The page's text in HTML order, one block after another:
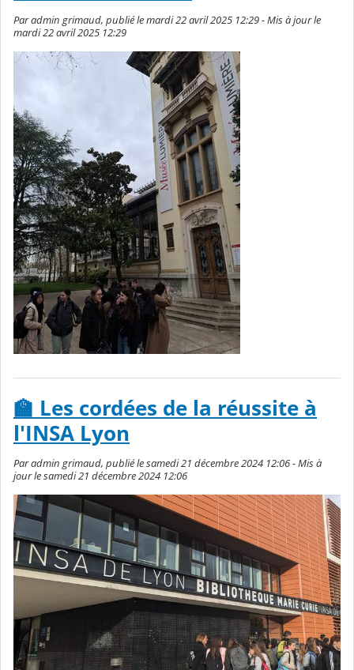
Par admin grimaud, publié le mardi 22 avril 2025 12:29 - Mis à jour le
mardi 22 avril 2025 12:29
🏫 Les cordées de la réussite à
l'INSA Lyon
Par admin grimaud, publié le samedi 21 décembre 2024 12:06 - Mis à
jour le samedi 21 décembre 2024 12:06